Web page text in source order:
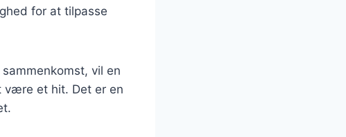
for at tilpasse
vil en
være et hit. Det er en